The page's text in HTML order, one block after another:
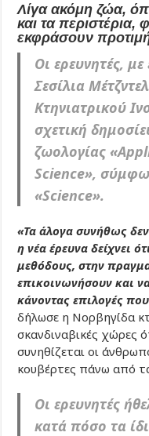
Λίγα ακόμη ζώα,
και τα περιστέρια,
εκφράσουν
Οι ερευνητές,
Σεσίλια
Κτηνιατρικού
σχετική
ζωολογίας
Science»,
«Science».
«Τα άλογα συνήθως
η νέα έρευνα δείχνει
μεθόδους, στην
επικοινωνήσουν και
κάνοντας επιλογές
δήλωσε η Νορβηγίδα
σκανδιναβικές χώρες
συνηθίζεται οι
κουβέρτες πάνω από
Οι ερευνητές
κατά πόσο τα